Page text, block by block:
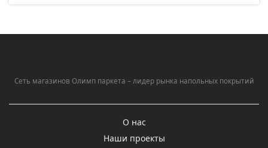
Сеть магазинов Олимп паркета – лидер рынка напольных покрытий
О нас
Наши проекты